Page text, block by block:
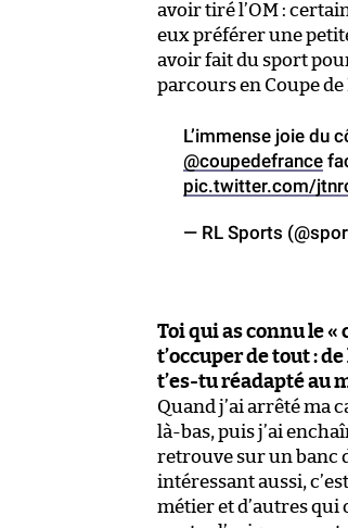
avoir tiré l’OM :
eux préférer une
avoir fait du sport pour
parcours en Coupe
L’immense joie du
@coupedefrance
pic.twitter.com/
— RL Sports
Toi qui as connu le
t’occuper de tout :
t’es-tu réadapté au
Quand j’ai arrêté ma
là-bas, puis j’ai
retrouve sur un banc
intéressant aussi,
métier et d’autres qui